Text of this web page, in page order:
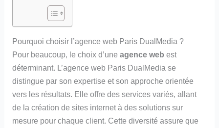
Pourquoi choisir l’agence web Paris DualMedia ?
Pour beaucoup, le choix d’uneagence web est
déterminant. L’agence web Paris DualMedia se
distingue par son expertise et son approche orientée
vers les résultats. Elle offre des services variés, allant
de la création de sites internet à des solutions sur
mesure pour chaque client. Cette diversité assure que